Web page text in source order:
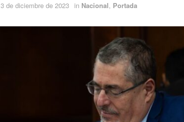
de diciembre de 2023 in Nacional, Portada